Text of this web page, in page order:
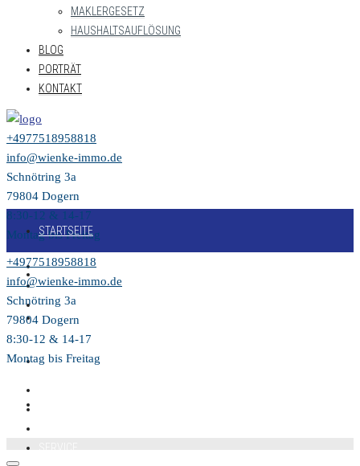
MAKLERGESETZ
HAUSHALTSAUFLÖSUNG
BLOG
PORTRÄT
KONTAKT
+4977518958818
info@wienke-immo.de
Schnötring 3a
79804 Dogern
8:30-12 & 14-17
Montag bis Freitag
STARTSEITE
VERKAUFEN
MIETEN
+4977518958818
info@wienke-immo.de
Schnötring 3a
79804 Dogern
8:30-12 & 14-17
Montag bis Freitag